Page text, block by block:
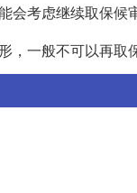
考虑继续取保候审
一般不可以再取